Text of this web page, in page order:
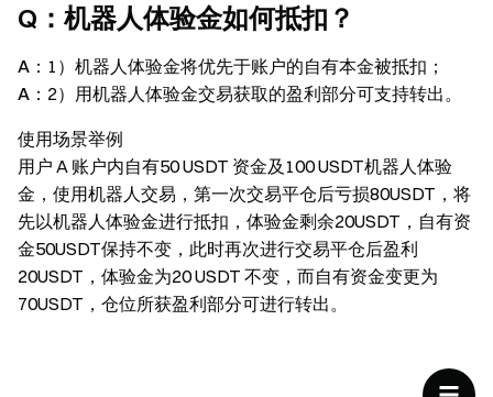
Q：机器人体验金如何抵扣？
A ：1）机器人体验金将优先于账户的自有本金被抵扣；
A ：2）用机器人体验金交易获取的盈利部分可支持转出。
使用场景举例
用户 A 账户内自有50 USDT 资金及100 USDT机器人体验
金，使用机器人交易，第一次交易平仓后亏损80USDT，将
先以机器人体验金进行抵扣，体验金剩余20USDT，自有资
金50USDT保持不变，此时再次进行交易平仓后盈利
20USDT，体验金为20 USDT 不变，而自有资金变更为
70USDT，仓位所获盈利部分可进行转出。